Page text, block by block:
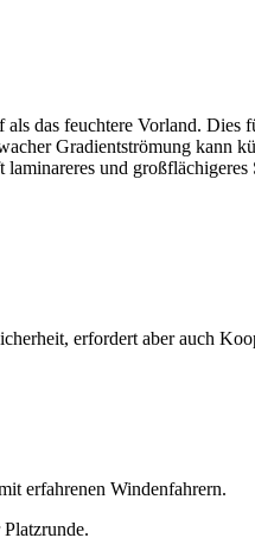
das feuchtere Vorland.
Gradientströmung kann
und
erfordert aber auch
erfahrenen Windenfahrern.